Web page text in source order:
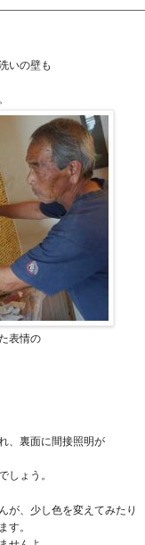
いの壁も
表情の
、裏面に間接照明が
しょう。
が、少し色を変えてみたり
す。